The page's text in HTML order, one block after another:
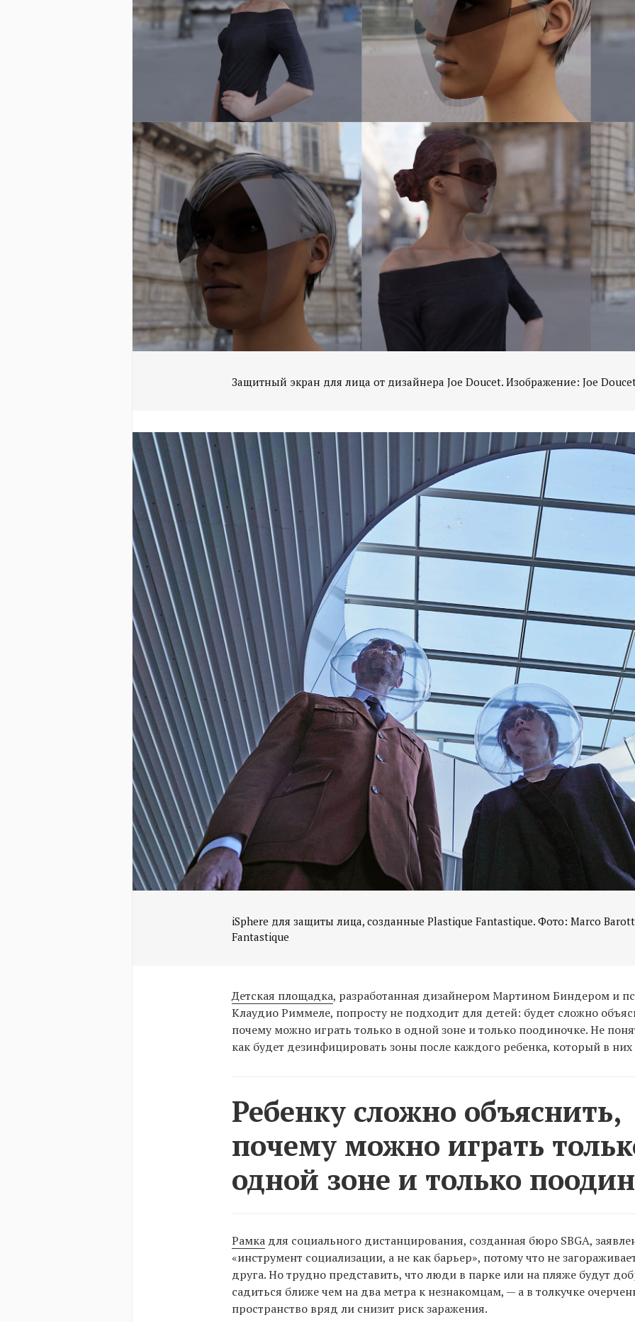
Защитный экран для лица от дизайнера Joe Doucet. Изображение: Joe
iSphere для защиты лица, созданные Plastique Fantastique. Фото: Marco
Fantastique
Детская площадка, разработанная дизайнером Мартином Биндером и
Клаудио Риммеле, попросту не подходит для детей: будет сложно
почему можно играть только в одной зоне и только поодиночке. Не
как будет дезинфицировать зоны после каждого ребенка, который в них
Ребенку сложно объяснить,
почему можно играть
одной зоне и только
Рамка для социального дистанцирования, созданная бюро SBGA,
«инструмент социализации, а не как барьер», потому что не
друга. Но трудно представить, что люди в парке или на пляже будут
садиться ближе чем на два метра к незнакомцам, — а в толкучке
пространство вряд ли снизит риск заражения.